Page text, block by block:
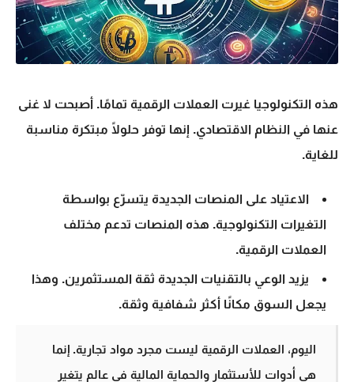
هذه التكنولوجيا غيرت العملات الرقمية تمامًا. أصبحت لا غنى
عنها في النظام الاقتصادي. إنها توفر حلولًا مبتكرة مناسبة
للغاية.
الاعتياد على المنصات الجديدة يتسرّع بواسطة
التغيرات التكنولوجية. هذه المنصات تدعم مختلف
العملات الرقمية.
يزيد الوعي بالتقنيات الجديدة ثقة المستثمرين. وهذا
يجعل السوق مكانًا أكثر شفافية وثقة.
اليوم، العملات الرقمية ليست مجرد مواد تجارية. إنما
هي أدوات للأستثمار والحماية المالية في عالم يتغير